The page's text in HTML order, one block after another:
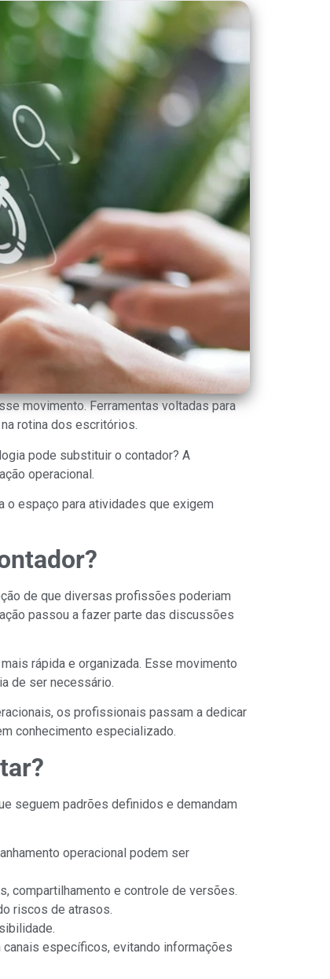
movimento. Ferramentas voltadas para
rotina dos escritórios.
pode substituir o contador? A
operacional.
o espaço para atividades que exigem
de que diversas profissões poderiam
passou a fazer parte das discussões
rápida e organizada. Esse movimento
de ser necessário.
os profissionais passam a dedicar
conhecimento especializado.
seguem padrões definidos e demandam
operacional podem ser
compartilhamento e controle de versões.
riscos de atrasos.
específicos, evitando informações